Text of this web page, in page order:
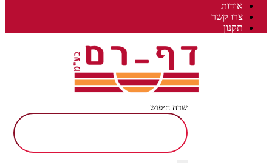
אודות
צרו קשר
תקנון
שדה חיפוש